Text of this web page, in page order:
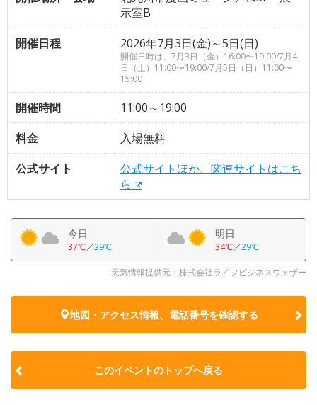
示室B
開催日程
2026年7月3日(金)～5日(日)
開催日時は、7月3日（金）16:00〜19:00/7月4
日（土）11:00〜19:00/7月5日（日）11:00〜
15:00
開催時間
11:00～19:00
料金
入場無料
公式サイト
公式サイトほか、関連サイトはこち
ら
今日
37℃／29℃
明日
34℃／29℃
天気情報提供元：株式会社ライフビジネスウェザー
地図・アクセス情報、電話番号を確認する
このイベントのトップへ戻る